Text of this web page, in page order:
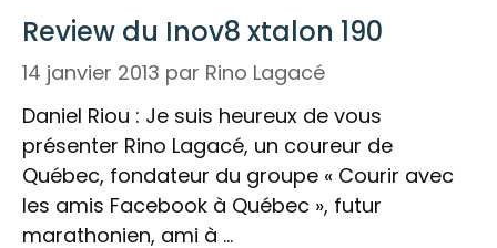
Review du Inov8 xtalon 190
14 janvier 2013 par Rino Lagacé
Daniel Riou : Je suis heureux de vous
présenter Rino Lagacé, un coureur de
Québec, fondateur du groupe « Courir avec
les amis Facebook à Québec », futur
marathonien, ami à …